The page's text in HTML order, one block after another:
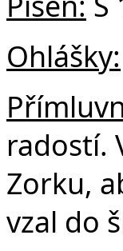
Ohlášky:
radostí.
Zorku,
vzal do